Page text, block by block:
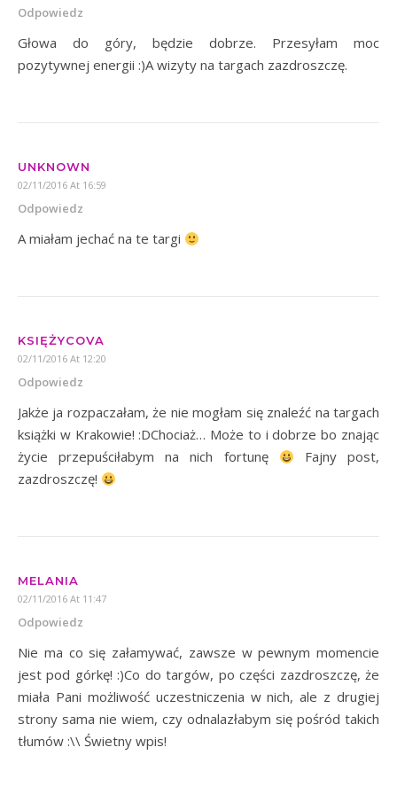
Odpowiedz
Głowa do góry, będzie dobrze. Przesyłam moc
pozytywnej energii :)A wizyty na targach zazdroszczę.
UNKNOWN
02/11/2016 At 16:59
Odpowiedz
A miałam jechać na te targi
KSIĘŻYCOVA
02/11/2016 At 12:20
Odpowiedz
Jakże ja rozpaczałam, że nie mogłam się znaleźć na targach
książki w Krakowie! :DChociaż… Może to i dobrze bo znając
życie przepuściłabym na nich fortunę
Fajny post,
zazdroszczę!
MELANIA
02/11/2016 At 11:47
Odpowiedz
Nie ma co się załamywać, zawsze w pewnym momencie
jest pod górkę! :)Co do targów, po części zazdroszczę, że
miała Pani możliwość uczestniczenia w nich, ale z drugiej
strony sama nie wiem, czy odnalazłabym się pośród takich
tłumów :\\ Świetny wpis!